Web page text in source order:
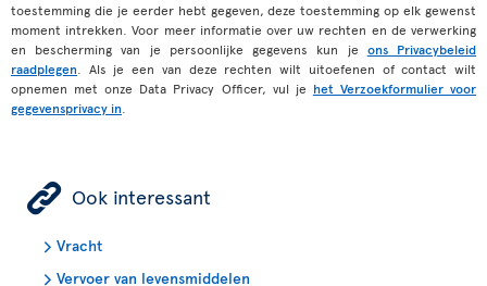
toestemming die je eerder hebt gegeven, deze toestemming op elk gewenst
moment intrekken. Voor meer informatie over uw rechten en de verwerking
en bescherming van je persoonlijke gegevens kun je ons Privacybeleid
raadplegen . Als je een van deze rechten wilt uitoefenen of contact wilt
opnemen met onze Data Privacy Officer, vul je het Verzoekformulier voor
gegevensprivacy in
ÿ Ook interessant
Vracht
Vervoer van levensmiddelen